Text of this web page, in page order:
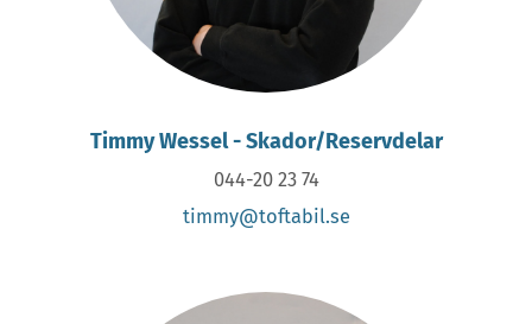
Timmy Wessel - Skador/Reservdelar
044-20 23 74
timmy@toftabil.se